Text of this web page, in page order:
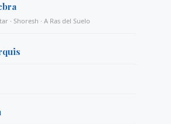
· Shoresh · A Ras del Suelo